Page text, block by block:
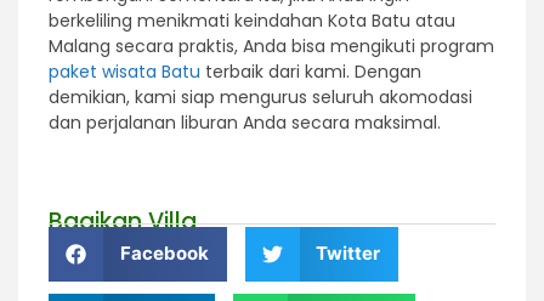
berkeliling menikmati keindahan Kota Batu atau
Malang secara praktis, Anda bisa mengikuti program
paket wisata Batu terbaik dari kami. Dengan
demikian, kami siap mengurus seluruh akomodasi
dan perjalanan liburan Anda secara maksimal.
Bagikan Villa
Facebook Twitter